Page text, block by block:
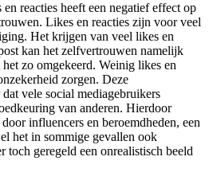
reacties heeft een negatief effect op
Likes en reacties zijn voor veel
Het krijgen van veel likes en
kan het zelfvertrouwen namelijk
zo omgekeerd. Weinig likes en
zorgen. Deze
vele social mediagebruikers
van anderen. Hierdoor
influencers en beroemdheden, een
het in sommige gevallen ook
geregeld een onrealistisch beeld